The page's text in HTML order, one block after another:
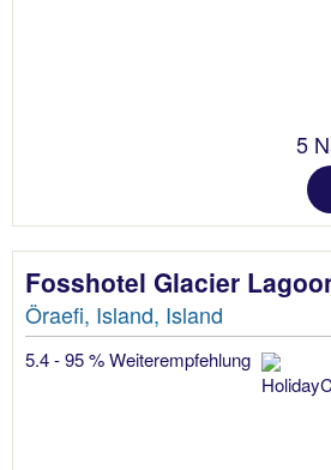
5
Fosshotel Glacier
Öraefi, Island, Island
5.4 - 95 % Weiterempfehlung